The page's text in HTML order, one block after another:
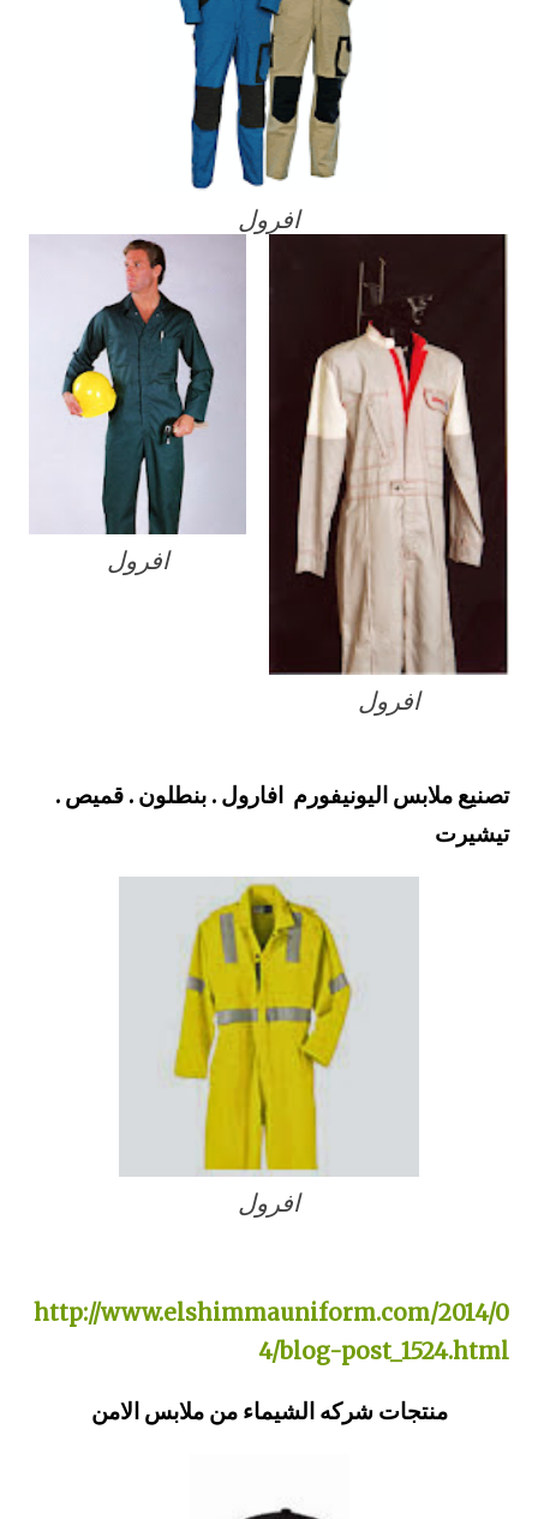
افرول
افرول
افرول
تصنيع ملابس اليونيفورم افارول . بنطلون . قميص .
تيشيرت
افرول
http://www.elshimmauniform.com/2014/0
4/blog-post_1524.html
منتجات شركه الشيماء من ملابس الامن